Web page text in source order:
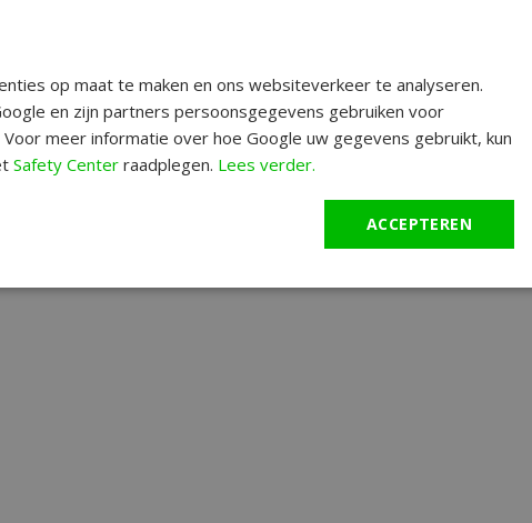
op maat te maken en ons websiteverkeer te analyseren.
en zijn partners persoonsgegevens gebruiken voor
meer informatie over hoe Google uw gegevens gebruikt, kun
Safety Center raadplegen. Lees verder.
ACCEPTEREN